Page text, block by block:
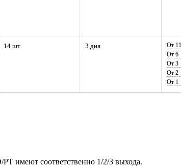
14 шт 3 дня От 11
От 6
От 3
От 2
От 1
имеют соответственно 1/2/3 выхода.